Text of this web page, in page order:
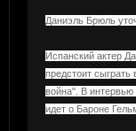
Даниэль Брюль
Испанский актер
предстоит
война". В
идет о Бароне